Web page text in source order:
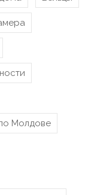
Молдове